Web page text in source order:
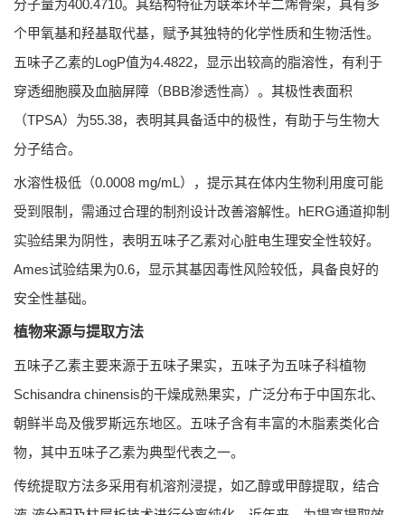
分子量为400.4710。其结构特征为联苯环辛二烯骨架，具有多
个甲氧基和羟基取代基，赋予其独特的化学性质和生物活性。
五味子乙素的LogP值为4.4822，显示出较高的脂溶性，有利于
穿透细胞膜及血脑屏障（BBB渗透性高）。其极性表面积
（TPSA）为55.38，表明其具备适中的极性，有助于与生物大
分子结合。
水溶性极低（0.0008 mg/mL），提示其在体内生物利用度可能
受到限制，需通过合理的制剂设计改善溶解性。hERG通道抑制
实验结果为阴性，表明五味子乙素对心脏电生理安全性较好。
Ames试验结果为0.6，显示其基因毒性风险较低，具备良好的
安全性基础。
植物来源与提取方法
五味子乙素主要来源于五味子果实，五味子为五味子科植物
Schisandra chinensis的干燥成熟果实，广泛分布于中国东北、
朝鲜半岛及俄罗斯远东地区。五味子含有丰富的木脂素类化合
物，其中五味子乙素为典型代表之一。
传统提取方法多采用有机溶剂浸提，如乙醇或甲醇提取，结合